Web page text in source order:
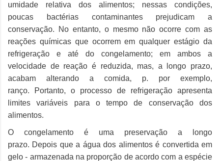
umidade relativa dos alimentos; nessas condições,
poucas bactérias contaminantes prejudicam a
conservação.
No entanto, o mesmo não ocorre com as
reações químicas que ocorrem em qualquer estágio da
refrigeração e até do congelamento; em ambos a
velocidade de reação é reduzida, mas, a longo prazo,
acabam alterando a comida, p. por exemplo,
ranço.
Portanto, o processo de refrigeração apresenta
limites variáveis ​​para o tempo de conservação dos
alimentos.
O congelamento é uma preservação a longo
prazo. Depois que a água dos alimentos é convertida em
gelo - armazenada na proporção de acordo com a espécie